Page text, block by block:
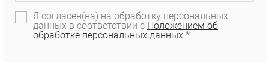
Я согласен(на) на обработку персональных
данных в соответствии с Положением об
обработке персональных данных.*